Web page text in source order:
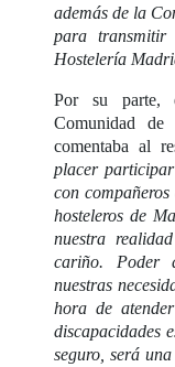
además de la
para transmitir
Hostelería
Por su parte,
Comunidad de
comentaba al
placer
con
hosteleros de
nuestra
cariño. Poder
nuestras
hora de
discapacidades
seguro, será